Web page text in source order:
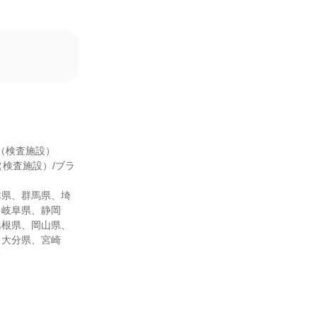
査施設）
査施設）/ブラ
、群馬県、埼
阜県、静岡
県、岡山県、
分県、宮崎